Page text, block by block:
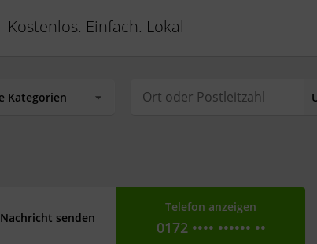
Kostenlos. Einfach. Lokal
Nachricht senden
Telefon anzeigen
0172 •••• •••••• ••